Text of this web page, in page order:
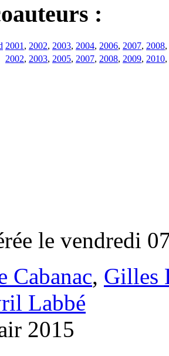
:
2001 , 2002, 2003, 2004, 2006, 2007, 2008,
2002, 2003, 2005, 2007, 2008, 2009, 2010,
le vendredi
Cabanac, Gilles
Labbé
2015